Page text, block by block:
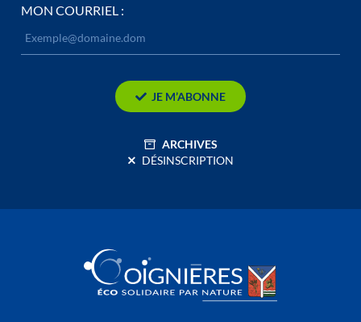
MON COURRIEL :
JE M’ABONNE
ARCHIVES
DÉSINSCRIPTION